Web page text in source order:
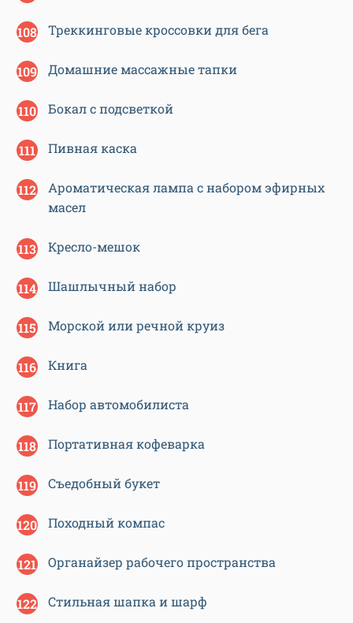
Треккинговые кроссовки для бега
Домашние массажные тапки
Бокал с подсветкой
Пивная каска
Ароматическая лампа с набором эфирных
масел
Кресло-мешок
Шашлычный набор
Морской или речной круиз
Книга
Набор автомобилиста
Портативная кофеварка
Съедобный букет
Походный компас
Органайзер рабочего пространства
Стильная шапка и шарф